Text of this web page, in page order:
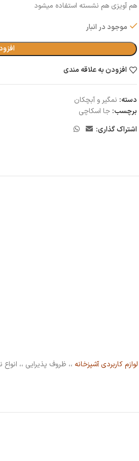
هم آویزی هم نشسته استفاده میشود
موجود در انبار
افزودن به علاقه مندی
دسته: نمگير و آبچكان
برچسب: جا اسکاچی
اشتراک گذاری:
لوازم کاربردی آشپزخانه ،، ظروف پذیرایی ،،